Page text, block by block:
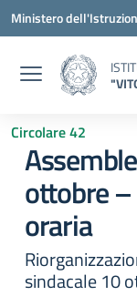
Vai ai contenuti
Vai al menu di
Vai al footer
Ministero
Circolare 42
ottobre
oraria
sindacale 10